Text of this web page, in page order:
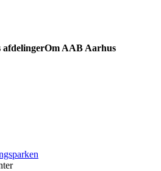
afdelingerOm AAB Aarhus